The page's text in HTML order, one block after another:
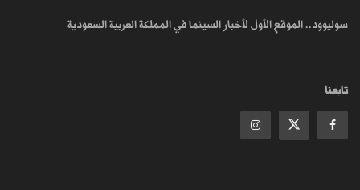
سوليوود.. الموقع الأول لأخبار السينما في المملكة العربية السعودية
تابعنا